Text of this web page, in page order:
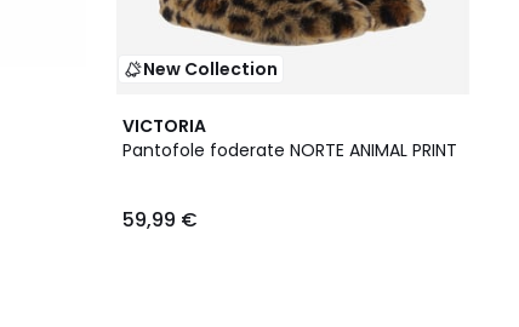
New Collection
VICTORIA
Pantofole foderate NORTE ANIMAL PRINT
59,99 €